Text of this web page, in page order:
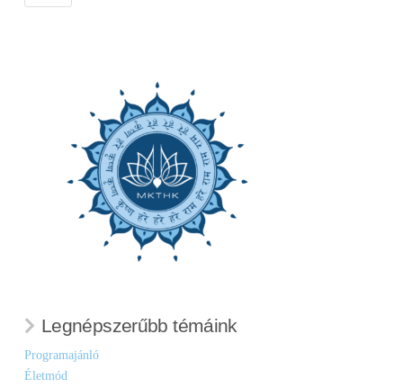
Legnépszerűbb témáink
Programajánló
Életmód